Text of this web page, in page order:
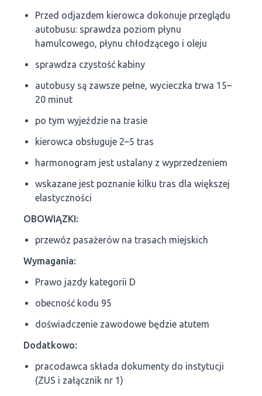
Przed odjazdem kierowca dokonuje przeglądu
autobusu: sprawdza poziom płynu
hamulcowego, płynu chłodzącego i oleju
sprawdza czystość kabiny
autobusy są zawsze pełne, wycieczka trwa 15–
20 minut
po tym wyjeździe na trasie
kierowca obsługuje 2–5 tras
harmonogram jest ustalany z wyprzedzeniem
wskazane jest poznanie kilku tras dla większej
elastyczności
OBOWIĄZKI:
przewóz pasażerów na trasach miejskich
Wymagania:
Prawo jazdy kategorii D
obecność kodu 95
doświadczenie zawodowe będzie atutem
Dodatkowo:
pracodawca składa dokumenty do instytucji
(ZUS i załącznik nr 1)